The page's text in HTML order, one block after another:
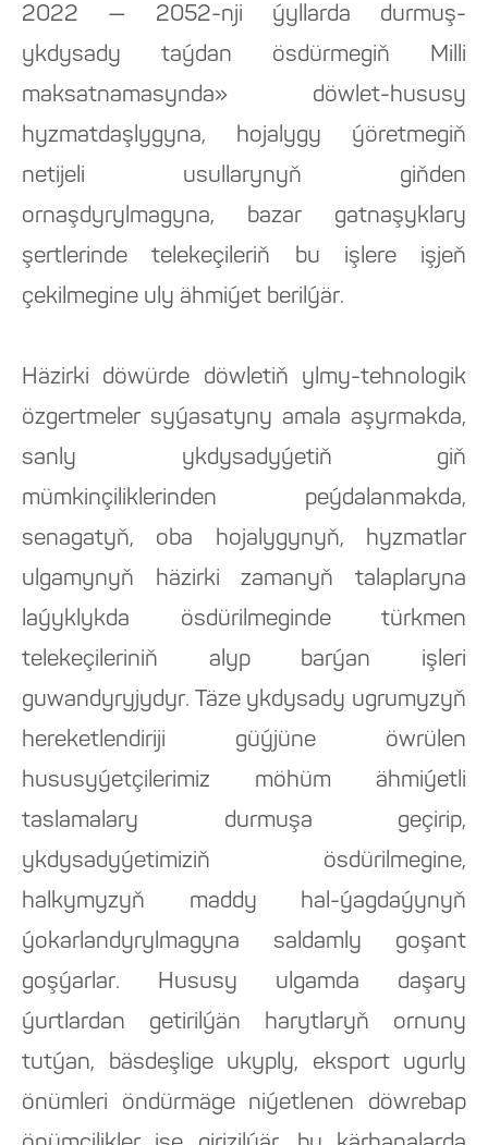
2022 — 2052-nji ýyllarda durmuş-
ykdysady taýdan ösdürmegiň Milli
maksatnamasynda» döwlet-hususy
hyzmatdaşlygyna, hojalygy ýöretmegiň
netijeli usullarynyň giňden
ornaşdyrylmagyna, bazar gatnaşyklary
şertlerinde telekeçileriň bu işlere işjeň
çekilmegine uly ähmiýet berilýär.
Häzirki döwürde döwletiň ylmy-tehnologik
özgertmeler syýasatyny amala aşyrmakda,
sanly ykdysadyýetiň giň
mümkinçiliklerinden peýdalanmakda,
senagatyň, oba hojalygynyň, hyzmatlar
ulgamynyň häzirki zamanyň talaplaryna
laýyklykda ösdürilmeginde türkmen
telekeçileriniň alyp barýan işleri
guwandyryjydyr. Täze ykdysady ugrumyzyň
hereketlendiriji güýjüne öwrülen
hususyýetçilerimiz möhüm ähmiýetli
taslamalary durmuşa geçirip,
ykdysadyýetimiziň ösdürilmegine,
halkymyzyň maddy hal-ýagdaýynyň
ýokarlandyrylmagyna saldamly goşant
goşýarlar. Hususy ulgamda daşary
ýurtlardan getirilýän harytlaryň ornuny
tutýan, bäsdeşlige ukyply, eksport ugurly
önümleri öndürmäge niýetlenen döwrebap